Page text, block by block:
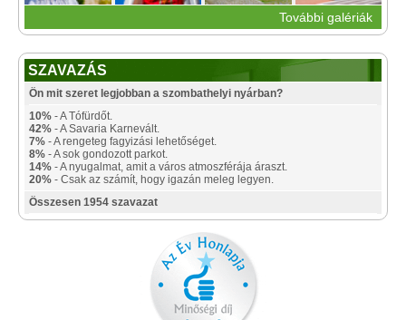
További galériák
SZAVAZÁS
Ön mit szeret legjobban a szombathelyi nyárban?
10% - A Tófürdőt.
42% - A Savaria Karnevált.
7% - A rengeteg fagyizási lehetőséget.
8% - A sok gondozott parkot.
14% - A nyugalmat, amit a város atmoszférája áraszt.
20% - Csak az számít, hogy igazán meleg legyen.
Összesen 1954 szavazat